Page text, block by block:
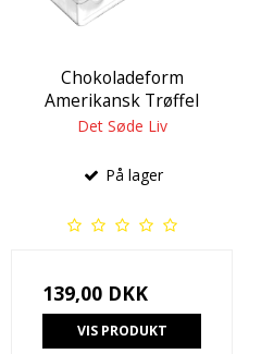
Chokoladeform
Amerikansk Trøffel
Det Søde Liv
På lager
139,00 DKK
VIS PRODUKT